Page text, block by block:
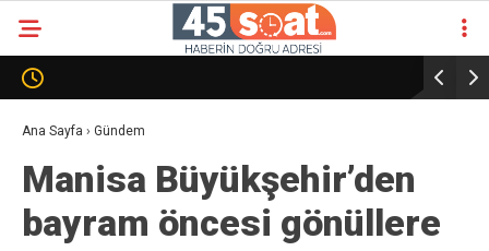
Ana Sayfa › Gündem
Manisa Büyükşehir’den
bayram öncesi gönüllere